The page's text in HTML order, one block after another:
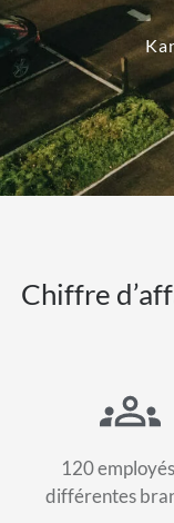
Chiffre
120
différentes